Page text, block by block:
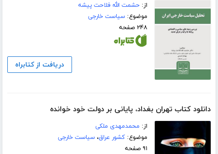
از:حشمت الله فلاحت پیشه
موضوع:سیاست خارجی
۲۴۸ صفحه
دریافت از کتابراه
دانلود کتاب تهران بغداد، پایانی بر دولت خود خوانده
از: محمدمهدی ملکی
موضوع:کشور عراق،سیاست خارجی
۹۱ صفحه